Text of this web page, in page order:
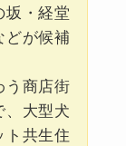
坂・経堂
どが候補
う商店街
、大型犬
ト共生住